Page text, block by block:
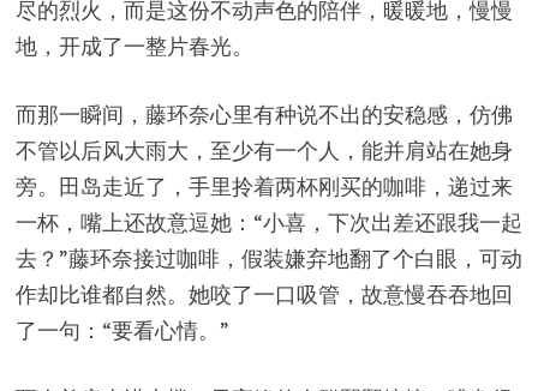
尽的烈火，而是这份不动声色的陪伴，暖暖地，慢慢
地，开成了一整片春光。
而那一瞬间，藤环奈心里有种说不出的安稳感，仿佛
不管以后风大雨大，至少有一个人，能并肩站在她身
旁。田岛走近了，手里拎着两杯刚买的咖啡，递过来
一杯，嘴上还故意逗她：“小喜，下次出差还跟我一起
去？”藤环奈接过咖啡，假装嫌弃地翻了个白眼，可动
作却比谁都自然。她咬了一口吸管，故意慢吞吞地回
了一句：“要看心情。”